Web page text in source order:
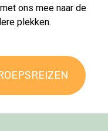
ons mee naar de
plekken.